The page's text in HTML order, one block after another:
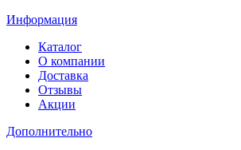
Информация
Каталог
О компании
Доставка
Отзывы
Акции
Дополнительно